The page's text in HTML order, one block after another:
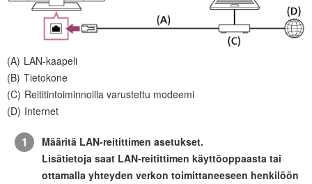
LAN-kaapeli
Tietokone
Reititintoiminnoilla varustettu modeemi
Internet
Määritä LAN-reitittimen asetukset.
Lisätietoja saat LAN-reitittimen käyttöoppaasta tai
ottamalla yhteyden verkon toimittaneeseen henkilöön